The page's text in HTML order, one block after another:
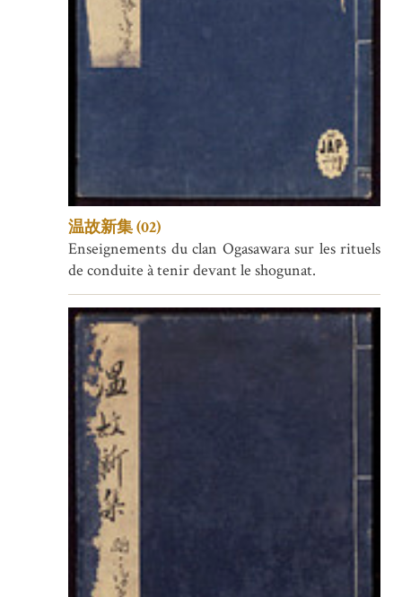
温故新集 (02)
Enseignements du clan Ogasawara sur les rituels
de conduite à tenir devant le shogunat.